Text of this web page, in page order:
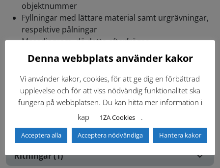
objektnummer
Fyllningar med lättare material samt urgrävningar,
respektive pålningar
Massdiagram, då detta efterfrågas
Se ritningsmall ” 0012-Ritningsmall längdprofil”, för
Instruktion ritningsmallar.
För generella regler för upprättande av ritningar se
Ritningar (1)
Denna webbplats använder kakor
Vi använder kakor, cookies, för att ge dig en förbättrad
upplevelse och för att viss nödvändig funktionalitet ska
fungera på webbplatsen. Du kan hitta mer information i
kap
1ZA Cookies .
Acceptera alla Acceptera nödvändiga Hantera kakor